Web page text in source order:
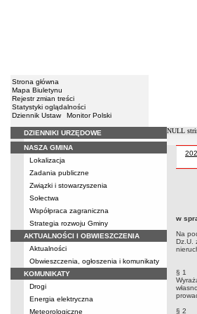
Strona główna
Mapa Biuletynu
Rejestr zmian treści
Statystyki oglądalności
Dziennik Ustaw
Monitor Polski
Menu
DZIENNIKI URZĘDOWE
NASZA GMINA
Lokalizacja
Zadania publiczne
Związki i stowarzyszenia
Sołectwa
Współpraca zagraniczna
Strategia rozwoju Gminy
AKTUALNOŚCI I OBWIESZCZENIA
Aktualności
Obwieszczenia, ogłoszenia i komunikaty
KOMUNIKATY
Drogi
Energia elektryczna
Meteorologiczne
NULL
ust.
w
Na
Dz.U.
§ 1
§ 2